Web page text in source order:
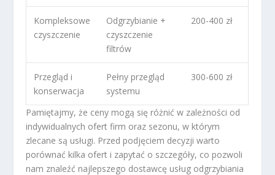
Kompleksowe
czyszczenie
Odgrzybianie +
czyszczenie
filtrów
200-400 zł
Przegląd i
konserwacja
Pełny przegląd
systemu
300-600 zł
Pamiętajmy, że ceny mogą się różnić w zależności od
indywidualnych ofert firm oraz sezonu, w którym
zlecane są usługi. Przed podjęciem decyzji warto
porównać kilka ofert i zapytać o szczegóły, co pozwoli
nam znaleźć najlepszego dostawcę usług odgrzybiania